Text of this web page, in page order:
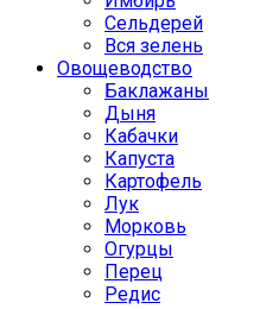
Сельдерей
Вся зелень
Овощеводство
Баклажаны
Дыня
Кабачки
Капуста
Картофель
Лук
Морковь
Огурцы
Перец
Редис